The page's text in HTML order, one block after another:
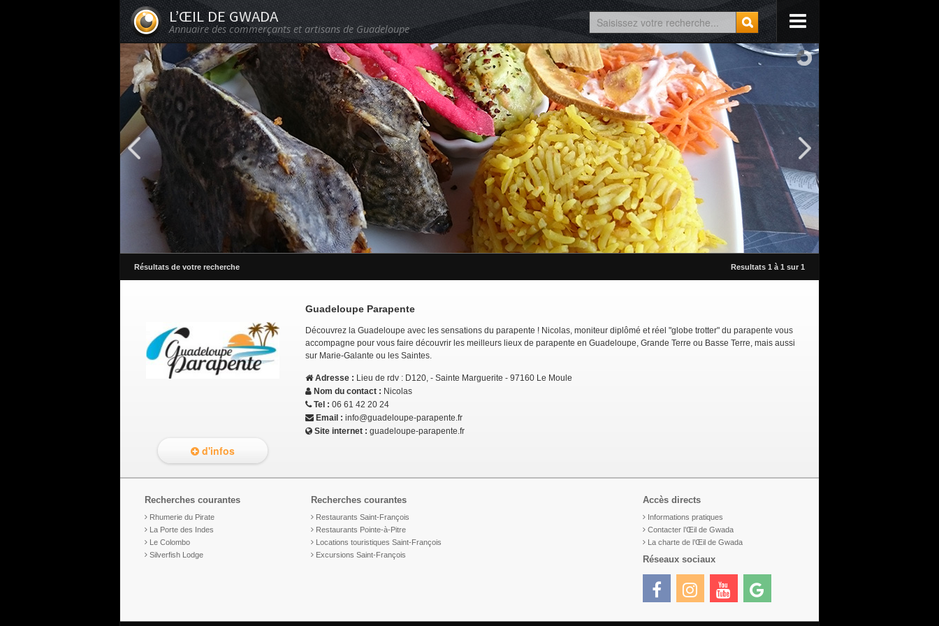
L’ŒIL DE GWADA
Annuaire des commerçants et artisans de Guadeloupe
Résultats de votre recherche Resultats 1 à 1 sur 1
Guadeloupe Parapente
Découvrez la Guadeloupe avec les sensations du parapente ! Nicolas, moniteur diplômé et réel "globe trotter" du parapente vous
accompagne pour vous faire découvrir les meilleurs lieux de parapente en Guadeloupe, Grande Terre ou Basse Terre, mais aussi
sur Marie-Galante ou les Saintes.
Adresse : Lieu de rdv : D120, - Sainte Marguerite - 97160 Le Moule
Nom du contact : Nicolas
Tel : 06 61 42 20 24
Email : info@guadeloupe-parapente.fr
Site internet : guadeloupe-parapente.fr
d'infos
Recherches courantes
Rhumerie du Pirate
La Porte des Indes
Le Colombo
Silverfish Lodge
Recherches courantes
Restaurants Saint-François
Restaurants Pointe-à-Pitre
Locations touristiques Saint-François
Excursions Saint-François
Accès directs
Informations pratiques
Contacter l’Œil de Gwada
La charte de l’Œil de Gwada
Réseaux sociaux